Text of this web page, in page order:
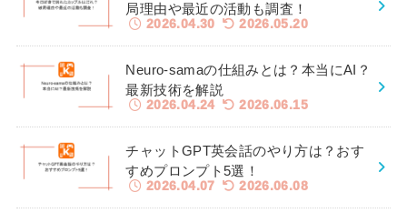
局理由や最近の活動も調査！
2026.04.30 2026.05.20
Neuro-samaの仕組みとは？本当にAI？
最新技術を解説
2026.04.24 2026.06.15
チャットGPT英会話のやり方は？おす
すめプロンプト5選！
2026.04.07 2026.06.08